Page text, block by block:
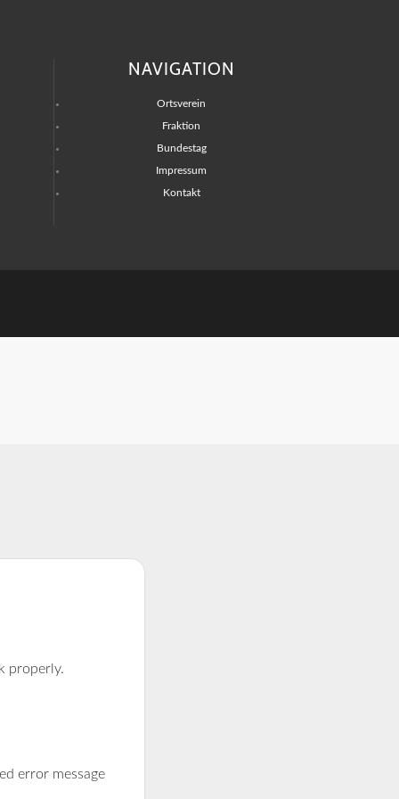
NAVIGATION
Ortsverein
Fraktion
Bundestag
Impressum
Kontakt
properly.
error message